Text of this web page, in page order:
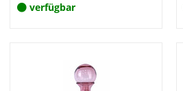
verfügbar